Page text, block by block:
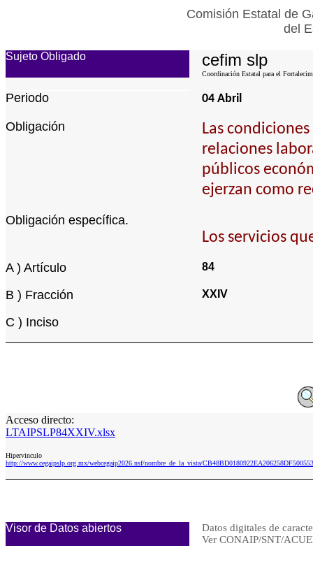
Comisión Estatal de
del
Sujeto Obligado cefim slp
Coordinación Estatal para el
Periodo 04 Abril
Obligación
Las
relaciones
públicos
ejerzan como
Obligación específica.
Los servicios
A ) Artículo 84
B ) Fracción XXIV
C ) Inciso
Acceso directo:
LTAIPSLP84XXIV.xlsx
Hipervinculo
http://www.cegaipslp.org.mx/webcegaip2026.nsf/nombre_de_la_vista/
Visor de Datos abiertos
Datos digitales de
Ver CONAIP/SNT/